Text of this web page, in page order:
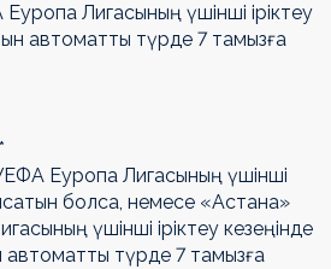
Лигасының үшінші іріктеу
автоматты түрде 7 тамызға
Еуропа Лигасының үшінші
болса, немесе «Астана»
үшінші іріктеу кезеңінде
түрде 7 тамызға